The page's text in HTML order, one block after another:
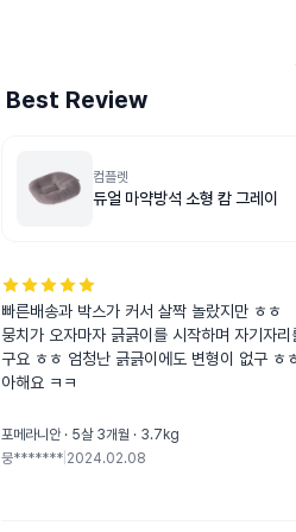
Best Review
컴플렛
듀얼 마약방석 소형 캄 그레이
빠른배송과 박스가 커서 살짝 놀랐지만 ㅎㅎ
뭉치가 오자마자 긁긁이를 시작하며 자기자리
구요 ㅎㅎ 엄청난 긁긁이에도 변형이 없구 ㅎ
아해요 ㅋㅋ
포메라니안 · 5살 3개월 · 3.7kg
뭉******* 2024.02.08